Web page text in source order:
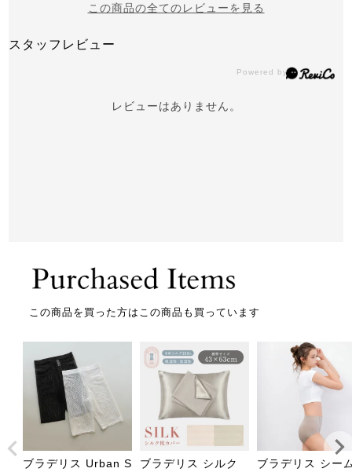
この商品の全てのレビューを見る
スタッフレビュー
レビューはありません。
この商品を買った方はこの商品も買っています
ブラデリス Urban S
ブラデリス シルク
ブラデリス シー